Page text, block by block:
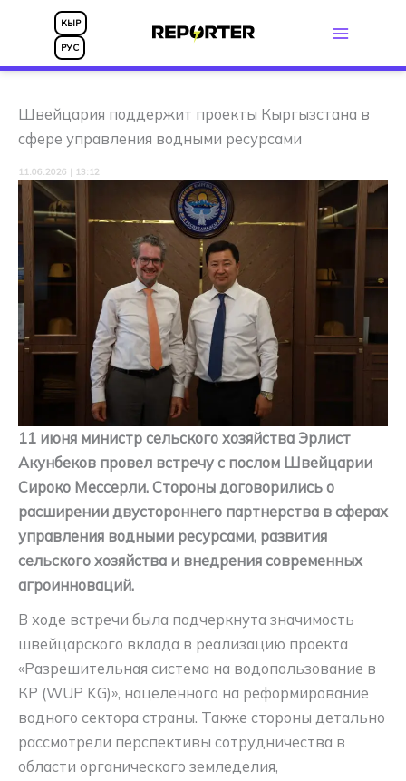
Перейти
содержимому
КЫР
РУС
Швейцария поддержит проекты Кыргызстана в
сфере управления водными ресурсами
11.06.2026 | 13:12
11 июня министр сельского хозяйства Эрлист
Акунбеков провел встречу с послом Швейцарии
Сироко Мессерли. Стороны договорились о
расширении двустороннего партнерства в сферах
управления водными ресурсами, развития
сельского хозяйства и внедрения современных
агроинноваций.
В ходе встречи была подчеркнута значимость
швейцарского вклада в реализацию проекта
«Разрешительная система на водопользование в
КР (WUP KG)», нацеленного на реформирование
водного сектора страны. Также стороны детально
рассмотрели перспективы сотрудничества в
области органического земледелия,